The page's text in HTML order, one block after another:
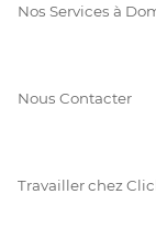
Nos Services à
Nous Contacter
Travailler chez